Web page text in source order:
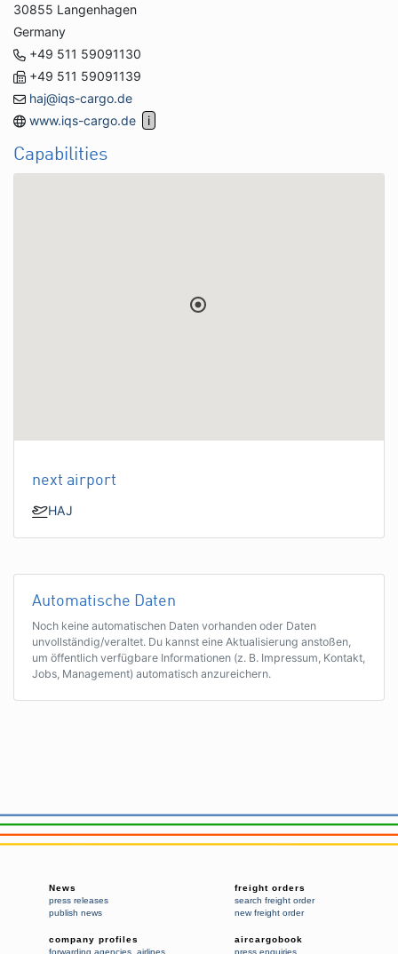
30855 Langenhagen
Germany
+49 511 59091130
+49 511 59091139
haj@iqs-cargo.de
www.iqs-cargo.de
Capabilities
next airport
HAJ
Automatische Daten
Noch keine automatischen Daten vorhanden oder Daten
unvollständig/veraltet. Du kannst eine Aktualisierung anstoßen,
um öffentlich verfügbare Informationen (z. B. Impressum, Kontakt,
Jobs, Management) automatisch anzureichern.
News
press releases
publish news
freight orders
search freight order
new freight order
company profiles
forwarding agencies airlines
aircargobook
press enquiries